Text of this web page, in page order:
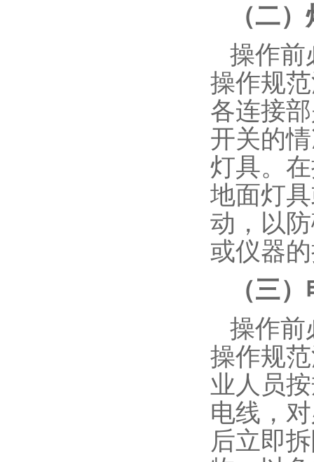
（二
操作前
操作规
各连接
开关的
灯具。
地面灯
动，以
或仪器
（三
操作前
操作规
业人员
电线，
后立即